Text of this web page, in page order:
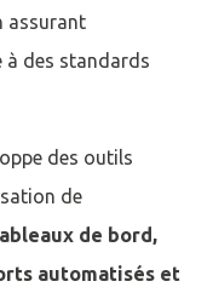
assurant
à des standards
des outils
de
de bord,
automatisés et